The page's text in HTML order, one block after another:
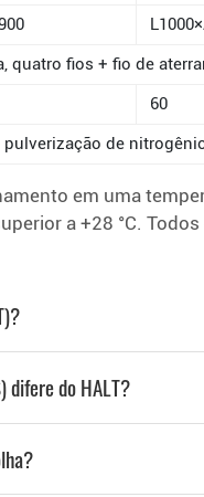
quatro fios + fio de
60
pulverização de
em uma
a +28 °C.
difere do HALT?